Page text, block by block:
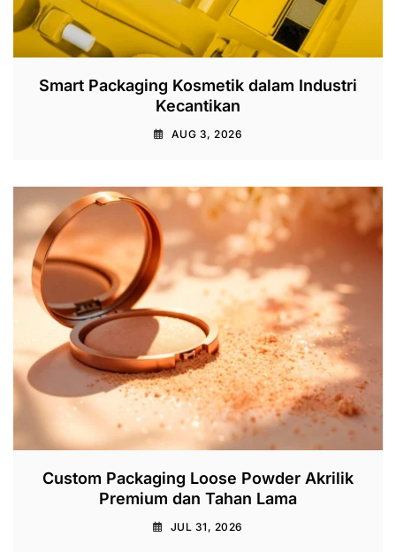
Smart Packaging Kosmetik dalam Industri
Kecantikan
AUG 3, 2026
Custom Packaging Loose Powder Akrilik
Premium dan Tahan Lama
JUL 31, 2026